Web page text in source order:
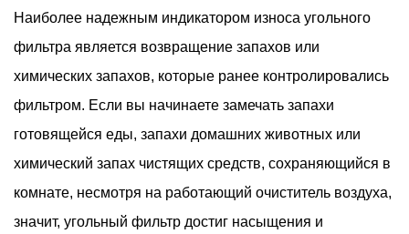
Наиболее надежным индикатором износа угольного
фильтра является возвращение запахов или
химических запахов, которые ранее контролировались
фильтром. Если вы начинаете замечать запахи
готовящейся еды, запахи домашних животных или
химический запах чистящих средств, сохраняющийся в
комнате, несмотря на работающий очиститель воздуха,
значит, угольный фильтр достиг насыщения и